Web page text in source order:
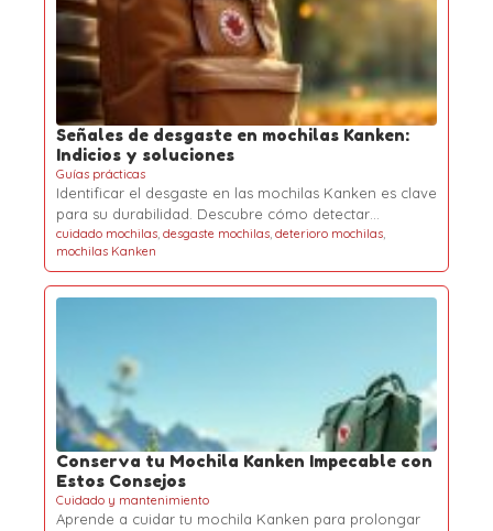
Señales de desgaste en mochilas Kanken:
Indicios y soluciones
Guías prácticas
Identificar el desgaste en las mochilas Kanken es clave
para su durabilidad. Descubre cómo detectar…
cuidado mochilas, desgaste mochilas, deterioro mochilas,
mochilas Kanken
Conserva tu Mochila Kanken Impecable con
Estos Consejos
Cuidado y mantenimiento
Aprende a cuidar tu mochila Kanken para prolongar